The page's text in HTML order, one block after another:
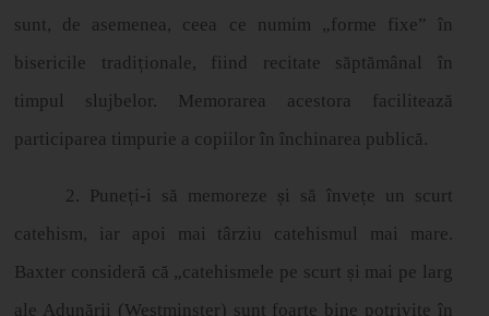
sunt, de asemenea, ceea ce numim „forme fixe” în
bisericile tradiționale, fiind recitate săptămânal în
timpul slujbelor. Memorarea acestora facilitează
participarea timpurie a copiilor în închinarea publică .
2. Puneți-i să memoreze și să învețe un scurt
catehism, iar apoi mai târziu catehismul mai mare.
Baxter consideră că „catehismele pe scurt și mai pe larg
ale Adunării (Westminster) sunt foarte bine potrivite în